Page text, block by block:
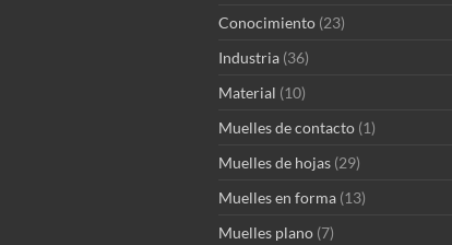
Conocimiento (23)
Industria (36)
Material (10)
Muelles de contacto (1)
Muelles de hojas (29)
Muelles en forma (13)
Muelles plano (7)